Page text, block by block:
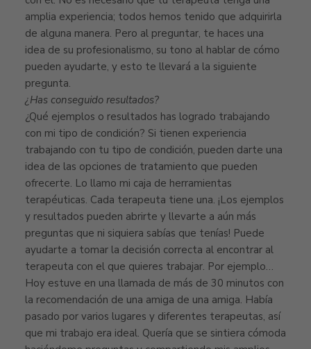
amplia experiencia; todos hemos tenido que adquirirla
de alguna manera. Pero al preguntar, te haces una
idea de su profesionalismo, su tono al hablar de cómo
pueden ayudarte, y esto te llevará a la siguiente
pregunta.
¿Has conseguido resultados?
¿Qué ejemplos o resultados has logrado trabajando
con mi tipo de condición? Si tienen experiencia
trabajando con tu tipo de condición, pueden darte una
idea de las opciones de tratamiento que pueden
ofrecerte. Lo llamo mi caja de herramientas
terapéuticas. Cada terapeuta tiene una. ¡Los ejemplos
y resultados pueden abrirte y llevarte a aún más
preguntas que ni siquiera sabías que tenías! Puede
ayudarte a tomar la decisión correcta al encontrar al
terapeuta con el que quieres trabajar. Por ejemplo…
Hoy estuve en una llamada de más de 30 minutos con
la recomendación de una amiga de una amiga. Había
pasado por varios lugares y diferentes terapeutas, así
que mi trabajo era ideal. Quería que se sintiera cómoda